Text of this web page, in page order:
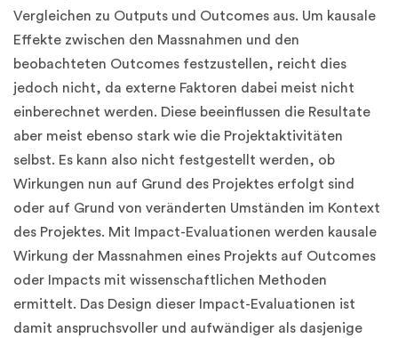
Vergleichen zu Outputs und Outcomes aus. Um kausale
Effekte zwischen den Massnahmen und den
beobachteten Outcomes festzustellen, reicht dies
jedoch nicht, da externe Faktoren dabei meist nicht
einberechnet werden. Diese beeinflussen die Resultate
aber meist ebenso stark wie die Projektaktivitäten
selbst. Es kann also nicht festgestellt werden, ob
Wirkungen nun auf Grund des Projektes erfolgt sind
oder auf Grund von veränderten Umständen im Kontext
des Projektes. Mit Impact-Evaluationen werden kausale
Wirkung der Massnahmen eines Projekts auf Outcomes
oder Impacts mit wissenschaftlichen Methoden
ermittelt. Das Design dieser Impact-Evaluationen ist
damit anspruchsvoller und aufwändiger als dasjenige